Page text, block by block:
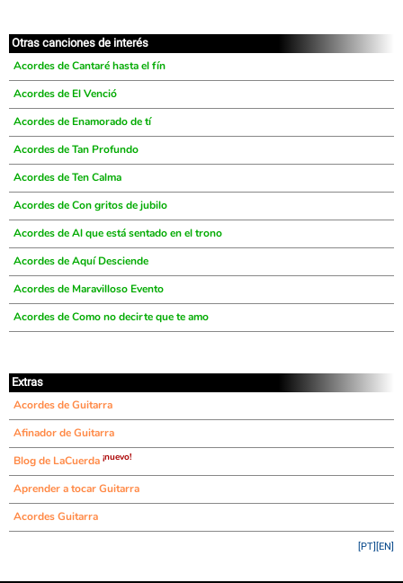
Otras canciones de interés
Acordes de Cantaré hasta el fín
Acordes de El Venció
Acordes de Enamorado de tí
Acordes de Tan Profundo
Acordes de Ten Calma
Acordes de Con gritos de jubilo
Acordes de Al que está sentado en el trono
Acordes de Aquí Desciende
Acordes de Maravilloso Evento
Acordes de Como no decirte que te amo
Extras
Acordes de Guitarra
Afinador de Guitarra
Blog de LaCuerda ¡nuevo!
Aprender a tocar Guitarra
Acordes Guitarra
[EN]
[PT]